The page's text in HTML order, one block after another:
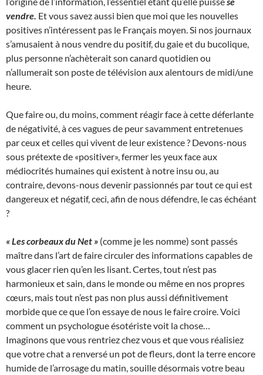
vendre. Et vous savez aussi bien que moi que les nouvelles
positives n’intéressent pas le Français moyen. Si nos journaux
s’amusaient à nous vendre du positif, du gaie et du bucolique,
plus personne n’achèterait son canard quotidien ou
n’allumerait son poste de télévision aux alentours de midi/une
heure.
Que faire ou, du moins, comment réagir face à cette déferlante
de négativité, à ces vagues de peur savamment entretenues
par ceux et celles qui vivent de leur existence ? Devons-nous
sous prétexte de «positiver», fermer les yeux face aux
médiocrités humaines qui existent à notre insu ou, au
contraire, devons-nous devenir passionnés par tout ce qui est
dangereux et négatif, ceci, afin de nous défendre, le cas échéant
?
« Les corbeaux du Net » (comme je les nomme) sont passés
maître dans l’art de faire circuler des informations capables de
vous glacer rien qu’en les lisant. Certes, tout n’est pas
harmonieux et sain, dans le monde ou même en nos propres
cœurs, mais tout n’est pas non plus aussi définitivement
morbide que ce que l’on essaye de nous le faire croire. Voici
comment un psychologue ésotériste voit la chose…
Imaginons que vous rentriez chez vous et que vous réalisiez
que votre chat a renversé un pot de fleurs, dont la terre encore
humide de l’arrosage du matin, souille désormais votre beau